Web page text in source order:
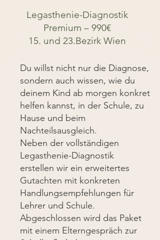
Legasthenie-Diagnostik
Premium – 990€
15. und 23.Bezirk Wien
Du willst nicht nur die Diagnose,
sondern auch wissen, wie du
deinem Kind ab morgen konkret
helfen kannst, in der Schule, zu
Hause und beim
Nachteilsausgleich.
Neben der vollständigen
Legasthenie-Diagnostik
erstellen wir ein erweitertes
Gutachten mit konkreten
Handlungsempfehlungen für
Lehrer und Schule.
Abgeschlossen wird das Paket
mit einem Elterngespräch zur